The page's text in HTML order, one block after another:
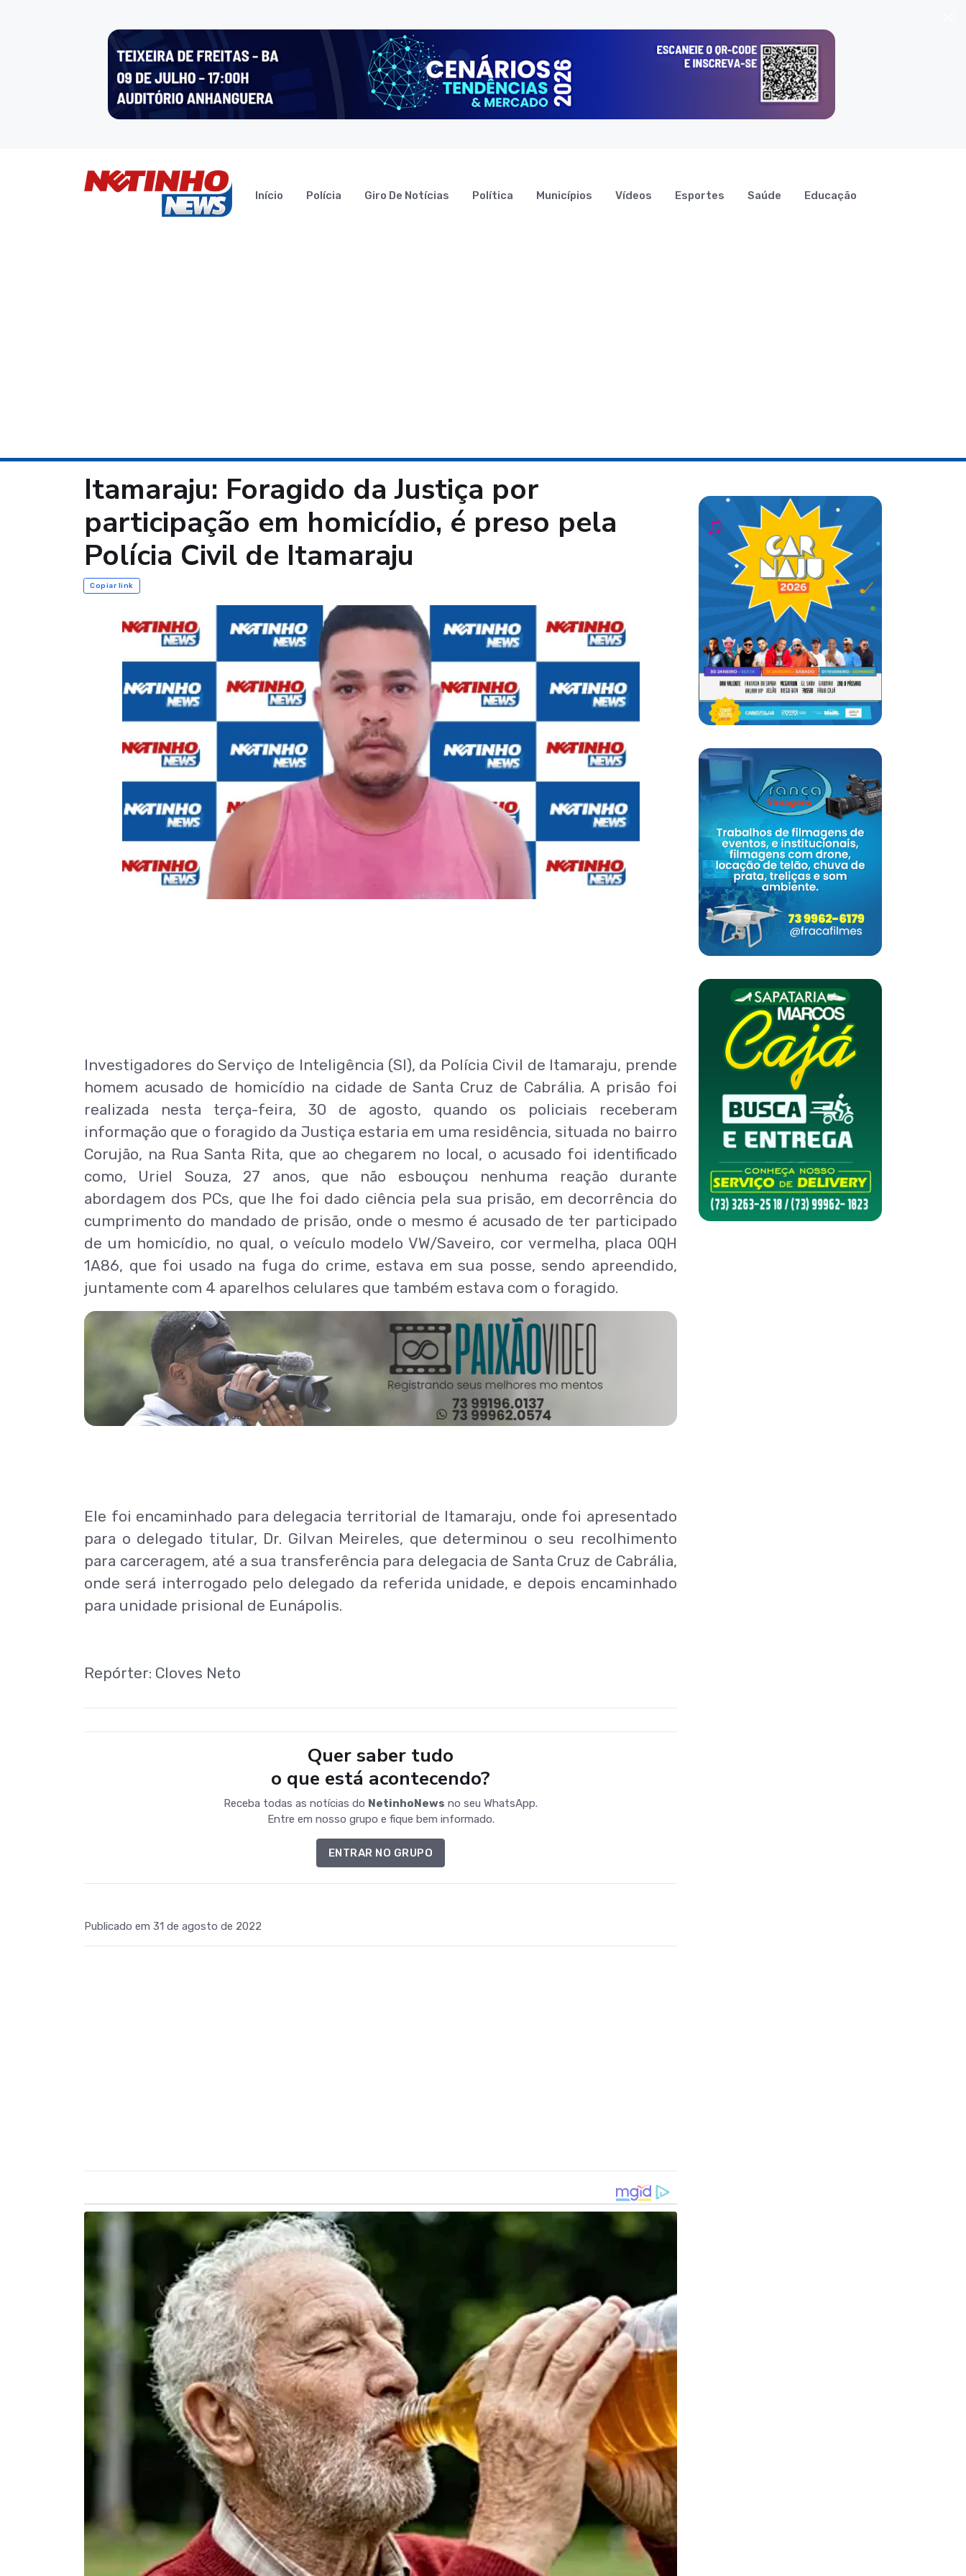
Início Polícia Giro De Notícias Política Municípios Vídeos Esportes Saúde Educação
Itamaraju: Foragido da Justiça por
participação em homicídio, é preso pela
Polícia Civil de Itamaraju
Copiar link
Investigadores do Serviço de Inteligência (SI), da Polícia Civil de Itamaraju, prende
homem acusado de homicídio na cidade de Santa Cruz de Cabrália. A prisão foi
realizada nesta terça-feira, 30 de agosto, quando os policiais receberam
informação que o foragido da Justiça estaria em uma residência, situada no bairro
Corujão, na Rua Santa Rita, que ao chegarem no local, o acusado foi identificado
como, Uriel Souza, 27 anos, que não esbouçou nenhuma reação durante
abordagem dos PCs, que lhe foi dado ciência pela sua prisão, em decorrência do
cumprimento do mandado de prisão, onde o mesmo é acusado de ter participado
de um homicídio, no qual, o veículo modelo VW/Saveiro, cor vermelha, placa OQH
1A86, que foi usado na fuga do crime, estava em sua posse, sendo apreendido,
juntamente com 4 aparelhos celulares que também estava com o foragido.
Ele foi encaminhado para delegacia territorial de Itamaraju, onde foi apresentado
para o delegado titular, Dr. Gilvan Meireles, que determinou o seu recolhimento
para carceragem, até a sua transferência para delegacia de Santa Cruz de Cabrália,
onde será interrogado pelo delegado da referida unidade, e depois encaminhado
para unidade prisional de Eunápolis.
Repórter: Cloves Neto
Quer saber tudo
o que está acontecendo?
Receba todas as notícias do NetinhoNews no seu WhatsApp.
Entre em nosso grupo e fique bem informado.
ENTRAR NO GRUPO
Publicado em 31 de agosto de 2022